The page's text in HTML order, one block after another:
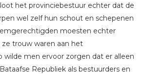
het provinciebestuur echter dat de
wel zelf hun schout en schepenen
moesten echter
trouw waren aan het
wilde men ervoor zorgen dat er alleen
Republiek als bestuurders en